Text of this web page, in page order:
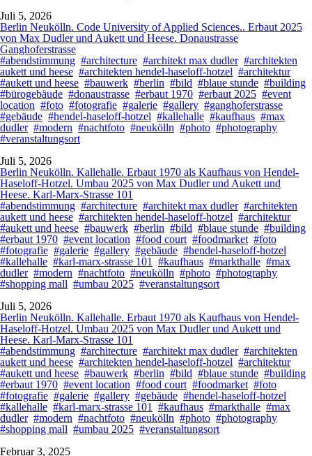
Juli 5, 2026
Berlin Neukölln. Code University of Applied Sciences.. Erbaut 2025
von Max Dudler und Aukett und Heese. Donaustrasse
Ganghoferstrasse
#abendstimmung #architecture #architekt max dudler #architekten
aukett und heese #architekten hendel-haseloff-hotzel #architektur
#aukett und heese #bauwerk #berlin #bild #blaue stunde #building
#bürogebäude #donaustrasse #erbaut 1970 #erbaut 2025 #event
location #foto #fotografie #galerie #gallery #ganghoferstrasse
#gebäude #hendel-haseloff-hotzel #kallehalle #kaufhaus #max
dudler #modern #nachtfoto #neukölln #photo #photography
#veranstaltungsort
Juli 5, 2026
Berlin Neukölln. Kallehalle. Erbaut 1970 als Kaufhaus von Hendel-
Haseloff-Hotzel. Umbau 2025 von Max Dudler und Aukett und
Heese. Karl-Marx-Strasse 101
#abendstimmung #architecture #architekt max dudler #architekten
aukett und heese #architekten hendel-haseloff-hotzel #architektur
#aukett und heese #bauwerk #berlin #bild #blaue stunde #building
#erbaut 1970 #event location #food court #foodmarket #foto
#fotografie #galerie #gallery #gebäude #hendel-haseloff-hotzel
#kallehalle #karl-marx-strasse 101 #kaufhaus #markthalle #max
dudler #modern #nachtfoto #neukölln #photo #photography
#shopping mall #umbau 2025 #veranstaltungsort
Juli 5, 2026
Berlin Neukölln. Kallehalle. Erbaut 1970 als Kaufhaus von Hendel-
Haseloff-Hotzel. Umbau 2025 von Max Dudler und Aukett und
Heese. Karl-Marx-Strasse 101
#abendstimmung #architecture #architekt max dudler #architekten
aukett und heese #architekten hendel-haseloff-hotzel #architektur
#aukett und heese #bauwerk #berlin #bild #blaue stunde #building
#erbaut 1970 #event location #food court #foodmarket #foto
#fotografie #galerie #gallery #gebäude #hendel-haseloff-hotzel
#kallehalle #karl-marx-strasse 101 #kaufhaus #markthalle #max
dudler #modern #nachtfoto #neukölln #photo #photography
#shopping mall #umbau 2025 #veranstaltungsort
Februar 3, 2025